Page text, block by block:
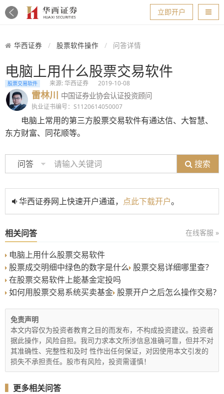
导航
立即开户
华西证券 股票软件操作 问答详情
电脑上用什么股票交易软件
股票交易软件 来源: 华西证券 2019-10-08
雷林川 中国证券业协会认证投资顾问
执业证书编号：S1120614050007
电脑上常用的第三方股票交易软件有通达信、大智慧、
东方财富、同花顺等。
问答 搜索
华西证券网上快速开户通道， 点此下载开户。
相关问答 在线客服 »
电脑上用什么股票交易软件
股票成交明细中绿色的数字是什么 股票交易详细哪里查？
在股票交易软件上能基金定投吗
如何用股票交易系统买卖基金 股票开户之后怎么操作交易?
免责声明
本文内容仅为投资者教育之目的而发布，不构成投资建议。投资者
据此操作，风险自担。我司力求本文所涉信息准确可靠，但并不对
其准确性、完整性和及时 性作出任何保证，对因使用本文引发的
损失不承担责任。股市有风险，投资需谨慎！
▍ 更多相关问答